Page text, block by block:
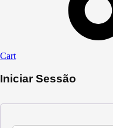
Cart
Iniciar Sessão